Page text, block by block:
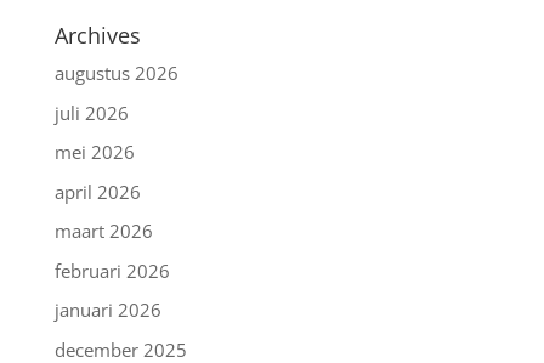
Archives
augustus 2026
juli 2026
mei 2026
april 2026
maart 2026
februari 2026
januari 2026
december 2025